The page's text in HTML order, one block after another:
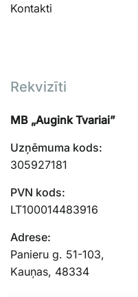
Kontakti
Rekvizīti
MB „Augink Tvariai”
Uzņēmuma kods:
305927181
PVN kods:
LT100014483916
Adrese:
Panieru g. 51-103,
Kauņas, 48334